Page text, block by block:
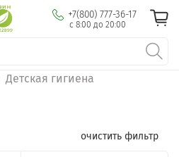
+7(800) 777-36-17
с 8:00 до 20:00
Детская гигиена
очистить фильтр